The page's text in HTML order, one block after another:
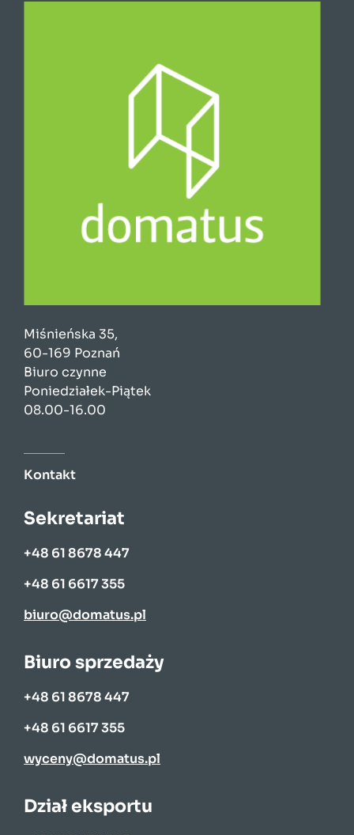
Miśnieńska 35,
60-169 Poznań
Biuro czynne
Poniedziałek-Piątek
08.00-16.00
Kontakt
Sekretariat
+48 61 8678 447
+48 61 6617 355
biuro@domatus.pl
Biuro sprzedaży
+48 61 8678 447
+48 61 6617 355
wyceny@domatus.pl
Dział eksportu